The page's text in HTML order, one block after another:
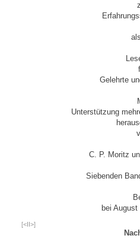
Gelehrte
Unterstützung
C. P. Moritz
Siebenden
bei
[<II>]